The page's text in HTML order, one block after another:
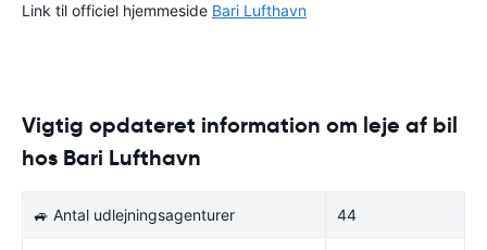
Link til officiel hjemmeside Bari Lufthavn
Vigtig opdateret information om leje af bil
hos Bari Lufthavn
🚙 Antal udlejningsagenturer 44